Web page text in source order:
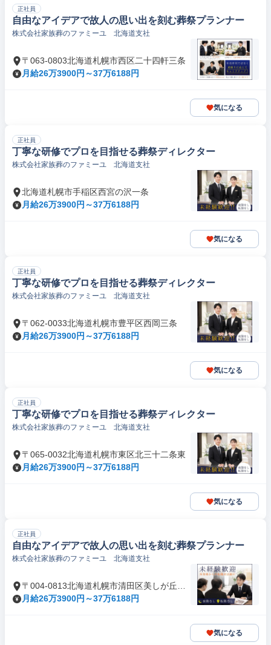
正社員
自由なアイデアで故人の思い出を刻む葬祭プランナー
株式会社家族葬のファミーユ 北海道支社
〒063-0803北海道札幌市西区二十四軒三条
月給26万3900円～37万6188円
気になる
正社員
丁寧な研修でプロを目指せる葬祭ディレクター
株式会社家族葬のファミーユ 北海道支社
北海道札幌市手稲区西宮の沢一条
月給26万3900円～37万6188円
気になる
正社員
丁寧な研修でプロを目指せる葬祭ディレクター
株式会社家族葬のファミーユ 北海道支社
〒062-0033北海道札幌市豊平区西岡三条
月給26万3900円～37万6188円
気になる
正社員
丁寧な研修でプロを目指せる葬祭ディレクター
株式会社家族葬のファミーユ 北海道支社
〒065-0032北海道札幌市東区北三十二条東
月給26万3900円～37万6188円
気になる
正社員
自由なアイデアで故人の思い出を刻む葬祭プランナー
株式会社家族葬のファミーユ 北海道支社
〒004-0813北海道札幌市清田区美しが丘三
条
月給26万3900円～37万6188円
気になる